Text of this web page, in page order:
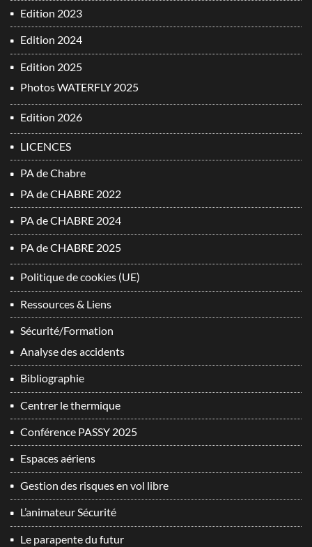
Edition 2023
Edition 2024
Edition 2025
Photos WATERFLY 2025
Edition 2026
LICENCES
PA de Chabre
PA de CHABRE 2022
PA de CHABRE 2024
PA de CHABRE 2025
Politique de cookies (UE)
Ressources & Liens
Sécurité/Formation
Analyse des accidents
Bibliographie
Centrer le thermique
Conférence PASSY 2025
Espaces aériens
Gestion des risques en vol libre
L’animateur Sécurité
Le parapente du futur